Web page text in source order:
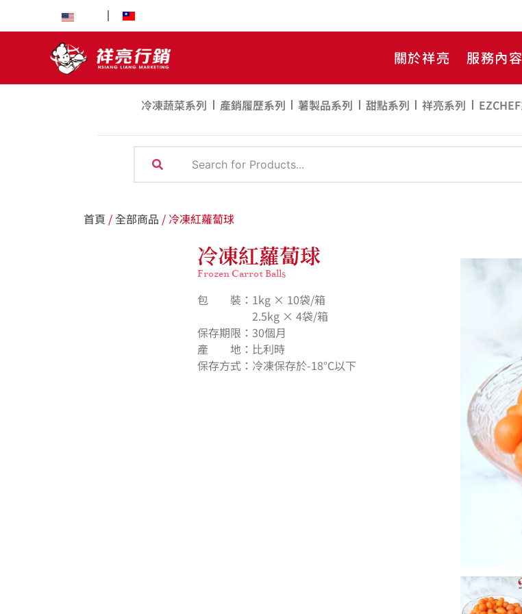
關於祥亮 服務內容
冷凍蔬菜系列 產銷履歷系列 薯製品系列 甜點系列 祥亮系列
首頁 /全部商品 / 冷凍紅蘿蔔球
冷凍紅蘿蔔球
Frozen Carrot Balls
包 裝：1kg × 10袋/箱
2.5kg × 4袋/箱
保存期限：30個月
產 地：比利時
保存方式：冷凍保存於-18°C以下